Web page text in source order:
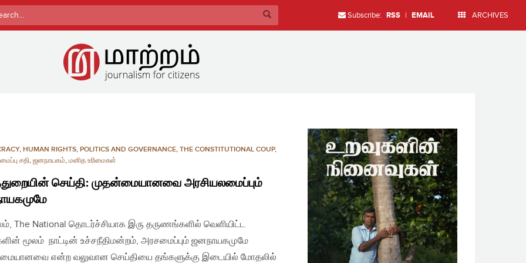
Subscribe: RSS | EMAIL ARCHIVES
, HUMAN RIGHTS, POLITICS AND GOVERNANCE, THE CONSTITUTIONAL COUP,
சதி, ஜனநாயகம், மனித உரிமைகள்
செய்தி: முதன்மையானவை அரசியலமைப்பும்
The National தொடர்ச்சியாக இரு தருணங்களில் வெளியிட்ட
மூலம் நாட்டின் உச்சநீதிமன்றம், அரசமைப்பும் ஜனநாயகமுமே
என்ற வலுவான செய்தியை தங்களுக்கு இடையில் மோதலில்